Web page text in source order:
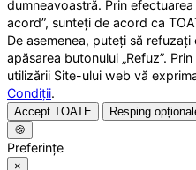
dumneavoastră. Prin
acord”, sunteți de acord ca
De asemenea, puteți să
apăsarea butonului „Refuz”.
utilizării Site-ului web vă
Condiții.
Accept TOATE Resping
🍪
Preferințe
×